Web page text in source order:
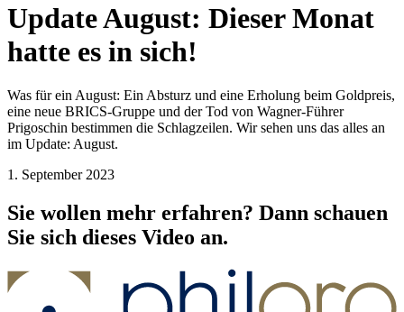
Update August: Dieser Monat
hatte es in sich!
Was für ein August: Ein Absturz und eine Erholung beim Goldpreis,
eine neue BRICS-Gruppe und der Tod von Wagner-Führer
Prigoschin bestimmen die Schlagzeilen. Wir sehen uns das alles an
im Update: August.
1. September 2023
Sie wollen mehr erfahren? Dann schauen
Sie sich dieses Video an.